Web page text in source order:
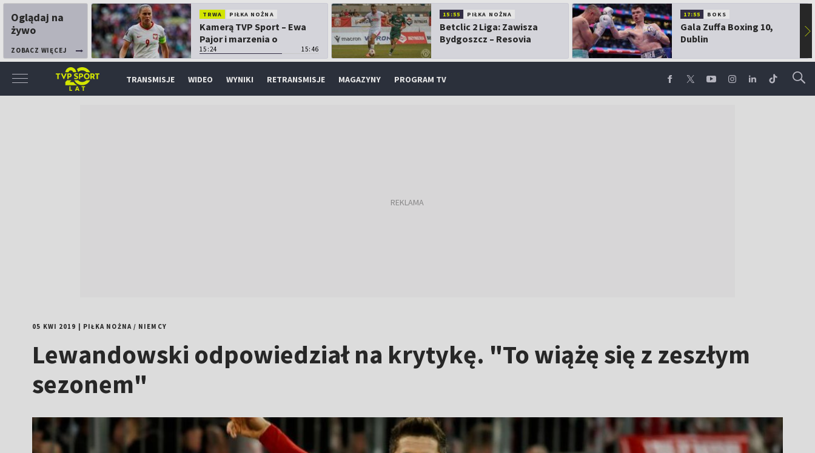
Oglądaj na
żywo
ZOBACZ WIĘCEJ
TRWA PIŁKA NOŻNA
Kamerą TVP Sport – Ewa
Pajor i marzenia o
Mundialu
15:24 15:46
15:55 PIŁKA NOŻNA
Betclic 2 Liga: Zawisza
Bydgoszcz – Resovia
17:55 BOKS
Gala Zuffa Boxing 10,
Dublin
▶
TRANSMISJE WIDEO WYNIKI RETRANSMISJE MAGAZYNY PROGRAM TV
05 KWI 2019 PIŁKA NOŻNA/ NIEMCY
Lewandowski odpowiedział na krytykę. "To wiążę się z zeszłym
sezonem"